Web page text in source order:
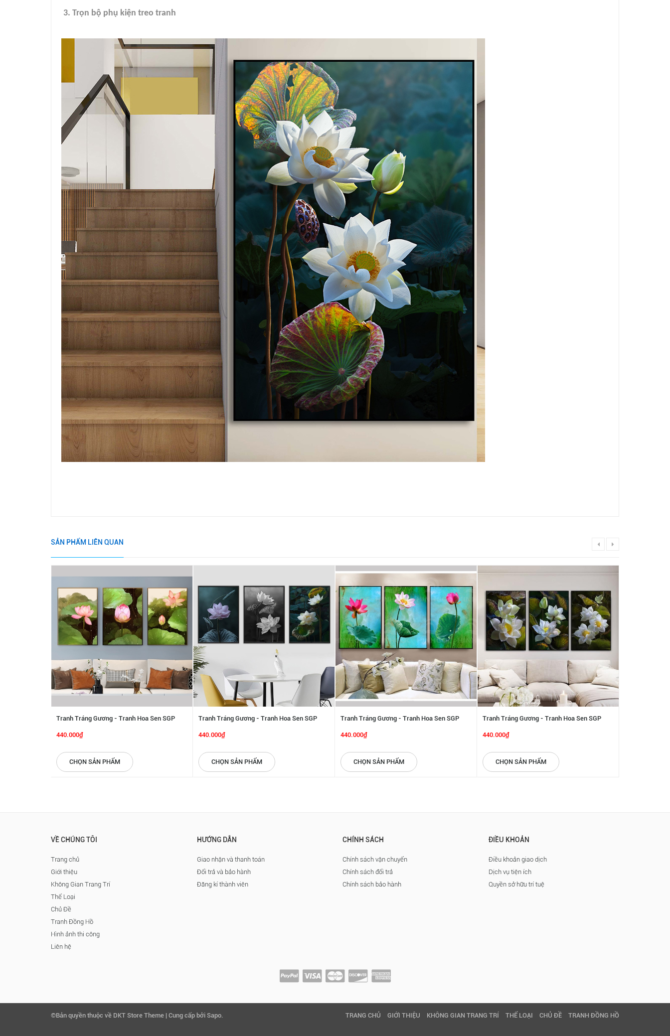
3. Trọn bộ phụ kiện treo tranh
SẢN PHẨM LIÊN QUAN
Tranh Tráng Gương - Tranh Hoa Sen SGP
6132223
440.000₫
CHỌN SẢN PHẨM
Tranh Tráng Gương - Tranh Hoa Sen SGP
6132222
440.000₫
CHỌN SẢN PHẨM
Tranh Tráng Gương - Tranh Hoa Sen SGP
6132221
440.000₫
CHỌN SẢN PHẨM
Tranh Tráng Gương - Tranh Hoa Sen SGP
6132219
440.000₫
CHỌN SẢN PHẨM
VỀ CHÚNG TÔI
Trang chủ
Giới thiệu
Không Gian Trang Trí
Thể Loại
Chủ Đề
Tranh Đồng Hồ
Hình ảnh thi công
Liên hệ
HƯỚNG DẪN
Giao nhận và thanh toán
Đổi trả và bảo hành
Đăng kí thành viên
CHÍNH SÁCH
Chính sách vận chuyển
Chính sách đổi trả
Chính sách bảo hành
ĐIỀU KHOẢN
Điều khoản giao dịch
Dịch vụ tiện ích
Quyền sở hữu trí tuệ
©Bản quyền thuộc về DKT Store Theme | Cung cấp bởi Sapo. TRANG CHỦ GIỚI THIỆU KHÔNG GIAN TRANG TRÍ THỂ LOẠI CHỦ ĐỀ TRANH ĐỒNG HỒ